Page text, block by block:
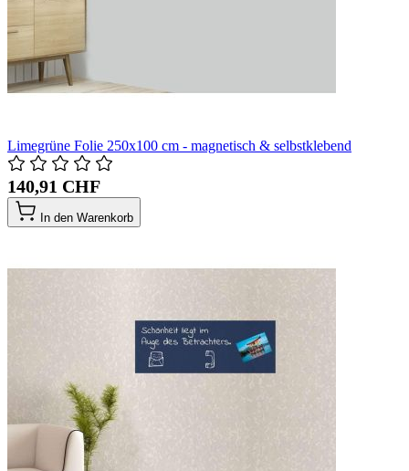
Limegrüne Folie 250x100 cm - magnetisch & selbstklebend
140,91 CHF
In den Warenkorb